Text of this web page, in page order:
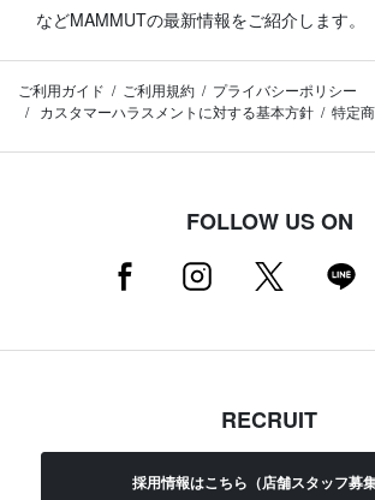
などMAMMUTの最新情報をご紹介します。
ご利用ガイド ご利用規約
プライバシーポリシー
カスタマーハラスメントに対する基本方針
特定
FOLLOW US ON
RECRUIT
採用情報はこちら（店舗スタッフ募集